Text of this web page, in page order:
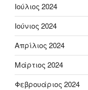
Ιούλιος 2024
Ιούνιος 2024
Απρίλιος 2024
Μάρτιος 2024
Φεβρουάριος 2024